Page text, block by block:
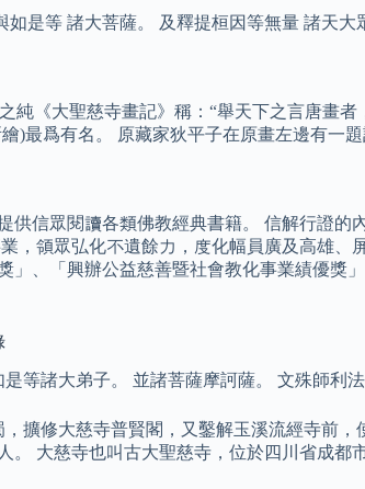
是等 諸大菩薩。 及釋提桓因等無量 諸天大
純《大聖慈寺畫記》稱：“舉天下之言唐畫
)最爲有名。 原藏家狄平子在原畫左邊有一
供信眾閱讀各類佛教經典書籍。 信解行證
，領眾弘化不遺餘力，度化幅員廣及高雄
」、「興辦公益慈善暨社會教化事業績優獎
等諸大弟子。 並諸菩薩摩訶薩。 文殊師利法
，擴修大慈寺普賢閣，又鑿解玉溪流經寺前
。 大慈寺也叫古大聖慈寺，位於四川省成